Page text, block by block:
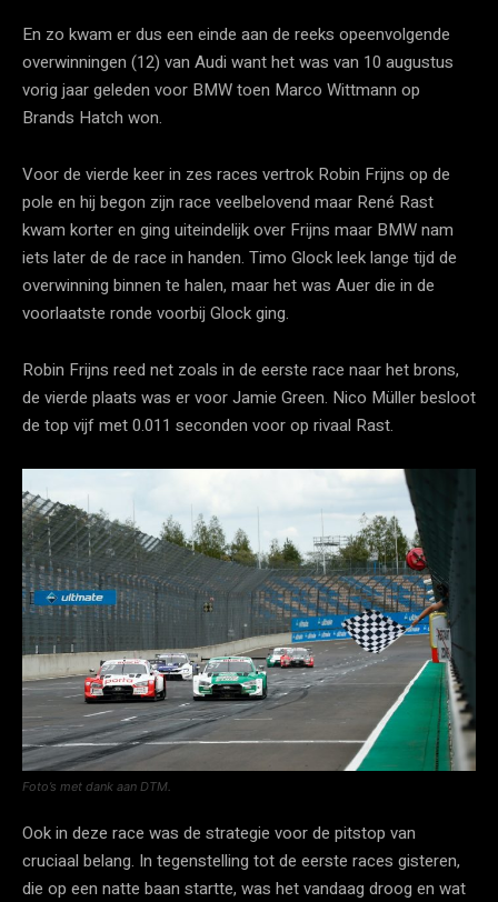
En zo kwam er dus een einde aan de reeks opeenvolgende
overwinningen (12) van Audi want het was van 10 augustus
vorig jaar geleden voor BMW toen Marco Wittmann op
Brands Hatch won.
Voor de vierde keer in zes races vertrok Robin Frijns op de
pole en hij begon zijn race veelbelovend maar René Rast
kwam korter en ging uiteindelijk over Frijns maar BMW nam
iets later de de race in handen. Timo Glock leek lange tijd de
overwinning binnen te halen, maar het was Auer die in de
voorlaatste ronde voorbij Glock ging.
Robin Frijns reed net zoals in de eerste race naar het brons,
de vierde plaats was er voor Jamie Green. Nico Müller besloot
de top vijf met 0.011 seconden voor op rivaal Rast.
Foto’s met dank aan DTM.
Ook in deze race was de strategie voor de pitstop van
cruciaal belang. In tegenstelling tot de eerste races gisteren,
die op een natte baan startte, was het vandaag droog en wat